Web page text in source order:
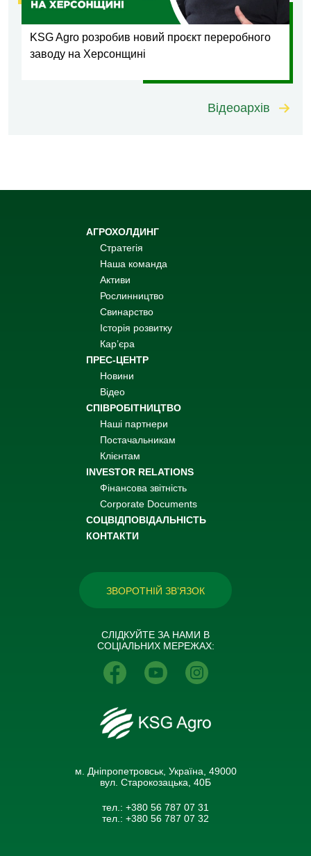
KSG Agro розробив новий проєкт переробного
заводу на Херсонщині
Відеоархів
АГРОХОЛДИНГ
Стратегія
Наша команда
Активи
Рослинництво
Свинарство
Історія розвитку
Кар’єра
ПРЕС-ЦЕНТР
Новини
Відео
СПІВРОБІТНИЦТВО
Наші партнери
Постачальникам
Клієнтам
INVESTOR RELATIONS
Фінансова звітність
Corporate Documents
СОЦВІДПОВІДАЛЬНІСТЬ
КОНТАКТИ
ЗВОРОТНІЙ ЗВ’ЯЗОК
СЛІДКУЙТЕ ЗА НАМИ В
СОЦІАЛЬНИХ МЕРЕЖАХ:
м. Дніпропетровськ, Україна, 49000
вул. Старокозацька, 40Б
тел.: +380 56 787 07 31
тел.: +380 56 787 07 32